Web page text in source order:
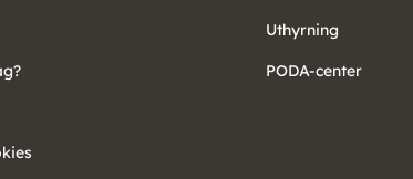
Uthyrning
PODA-center